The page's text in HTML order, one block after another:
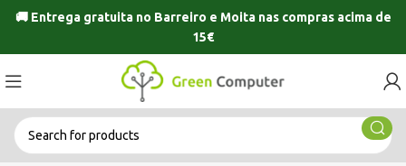
🚚 Entrega gratuita no Barreiro e Moitanas compras acima de
15€